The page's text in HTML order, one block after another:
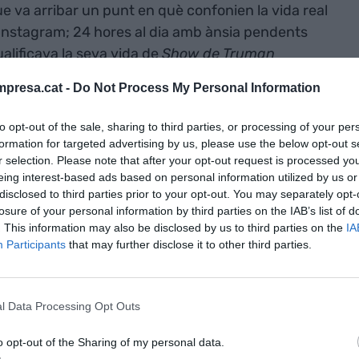
- Do Not Process My Personal Information
opt-out of the sale, sharing to third parties, or processing of your
for targeted advertising by us, please use the below opt-out
selection. Please note that after your opt-out request is processed
interest-based ads based on personal information utilized by us
to third parties prior to your opt-out. You may separately
of your personal information by third parties on the IAB’s list of
This information may also be disclosed by us to third parties on the
Participants that may further disclose it to other third parties.
Data Processing Opt Outs
opt-out of the Sharing of my personal data.
va arribar un punt en què confonien la vida real
24 hores al dia amb ànsia pendents
la seva vida deShow de Truman
poca gent coneixia què era un
tothom n’ha sentit a parlar. En aquell
s’assemblaven més al blog que tenia la Berta
i tot se l’anomenava una xarxa de
arribava als seguidors; la relació d’un
era una relació d’amor d’u a u. Fins que va
i tot va canviar. La relació amb un amic, parent
final (i al principi) és l’algorisme qui decideix què
seus criteris que, en general, no coincideixen